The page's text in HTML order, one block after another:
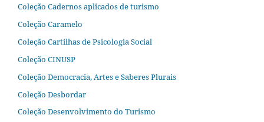
Coleção Cadernos aplicados de turismo
Coleção Caramelo
Coleção Cartilhas de Psicologia Social
Coleção CINUSP
Coleção Democracia, Artes e Saberes Plurais
Coleção Desbordar
Coleção Desenvolvimento do Turismo